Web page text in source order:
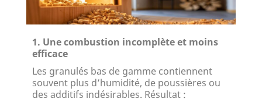
1. Une combustion incomplète et moins
efficace
Les granulés bas de gamme contiennent
souvent plus d’humidité, de poussières ou
des additifs indésirables. Résultat :